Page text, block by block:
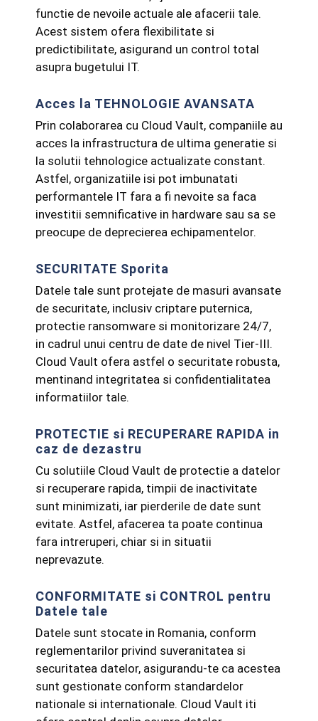
functie de nevoile actuale ale afacerii tale.
Acest sistem ofera flexibilitate si
predictibilitate, asigurand un control total
asupra bugetului IT.
Acces la TEHNOLOGIE AVANSATA
Prin colaborarea cu Cloud Vault, companiile au
acces la infrastructura de ultima generatie si
la solutii tehnologice actualizate constant.
Astfel, organizatiile isi pot imbunatati
performantele IT fara a fi nevoite sa faca
investitii semnificative in hardware sau sa se
preocupe de deprecierea echipamentelor.
SECURITATE Sporita
Datele tale sunt protejate de masuri avansate
de securitate, inclusiv criptare puternica,
protectie ransomware si monitorizare 24/7,
in cadrul unui centru de date de nivel Tier-III.
Cloud Vault ofera astfel o securitate robusta,
mentinand integritatea si confidentialitatea
informatiilor tale.
PROTECTIE si RECUPERARE RAPIDA in
caz de dezastru
Cu solutiile Cloud Vault de protectie a datelor
si recuperare rapida, timpii de inactivitate
sunt minimizati, iar pierderile de date sunt
evitate. Astfel, afacerea ta poate continua
fara intreruperi, chiar si in situatii
neprevazute.
CONFORMITATE si CONTROL pentru
Datele tale
Datele sunt stocate in Romania, conform
reglementarilor privind suveranitatea si
securitatea datelor, asigurandu-te ca acestea
sunt gestionate conform standardelor
nationale si internationale. Cloud Vault iti